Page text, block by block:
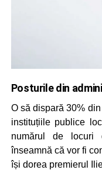
Posturile din
O să dispară 30%
instituțiile publice
numărul de locuri
înseamnă că vor fi
își dorea premierul